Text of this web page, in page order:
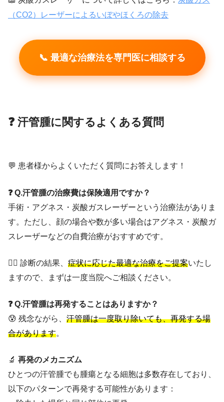
（CO2）レーザーによるいぼやほくろの除去
📞 最適な治療法を専門医に相談する
❓ 汗管腫に関するよくある質問
💬 患者様からよくいただく質問にお答えします！
❓ Q.汗管腫の治療費は保険適用ですか？
手術・アグネス・炭酸ガスレーザーという治療法がありま
す。ただし、顔の場合や数が多い場合はアグネス・炭酸ガ
スレーザーなどの自費治療がおすすめです。
👨‍⚕️ 診断の結果、 症状に応じた最適な治療をご提案いたし
ますので、まずは一度当院へご相談ください。
❓ Q.汗管腫は再発することはありますか？
😰 残念ながら、 汗管腫は一度取り除いても、再発する場
合があります。
🔬 再発のメカニズム
ひとつの汗管腫でも腫瘍となる細胞は多数存在しており、
以下のパターンで再発する可能性があります：